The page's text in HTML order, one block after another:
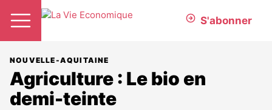
S'abonner
NOUVELLE-AQUITAINE
Agriculture : Le bio en
demi-teinte